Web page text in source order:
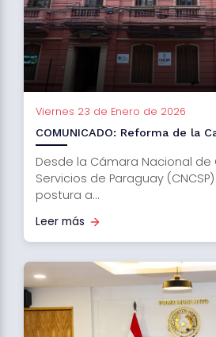
Viernes 23 de Enero de 2026
COMUNICADO: Reforma de la
Desde la Cámara Nacional de
Servicios de Paraguay
postura a...
Leer más